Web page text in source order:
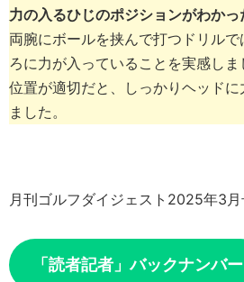
力の入るひじのポジションがわかっ
両腕にボールを挟んで打つドリルで
ろに力が入っていることを実感し
位置が適切だと、しっかりヘッドに
ました。
月刊ゴルフダイジェスト2025年3月
「読者記者」バックナンバー